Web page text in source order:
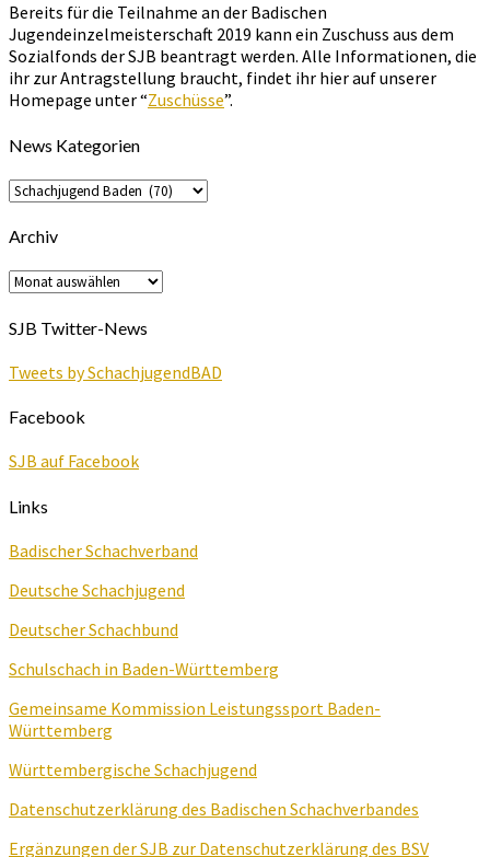
Bereits für die Teilnahme an der Badischen
Jugendeinzelmeisterschaft 2019 kann ein Zuschuss aus dem
Sozialfonds der SJB beantragt werden. Alle Informationen, die
ihr zur Antragstellung braucht, findet ihr hier auf unserer
Homepage unter “Zuschüsse”.
News Kategorien
News
Kategorien
Archiv
Archiv
SJB Twitter-News
Tweets by SchachjugendBAD
Facebook
SJB auf Facebook
Links
Badischer Schachverband
Deutsche Schachjugend
Deutscher Schachbund
Schulschach in Baden-Württemberg
Gemeinsame Kommission Leistungssport Baden-
Württemberg
Württembergische Schachjugend
Datenschutzerklärung des Badischen Schachverbandes
Ergänzungen der SJB zur Datenschutzerklärung des BSV